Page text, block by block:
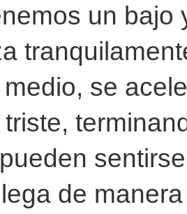
un bajo
se
de